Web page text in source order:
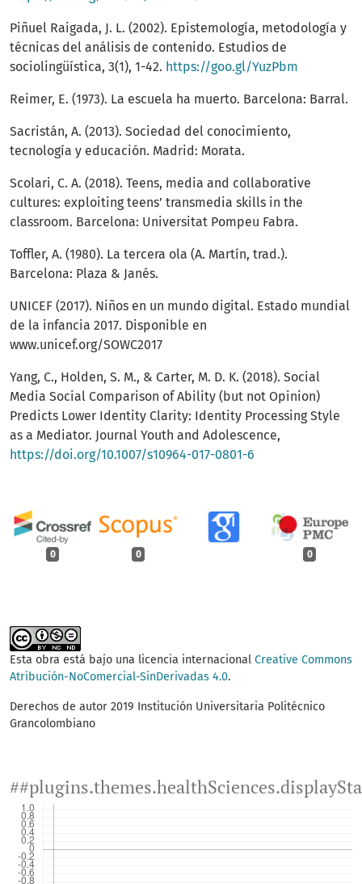
0 0 0
Piñuel Raigada, J. L. (2002). Epistemología, metodología y
técnicas del análisis de contenido. Estudios de
sociolingüística, 3(1), 1-42. https://goo.gl/YuzPbm
Reimer, E. (1973). La escuela ha muerto. Barcelona: Barral.
Sacristán, A. (2013). Sociedad del conocimiento,
tecnología y educación. Madrid: Morata.
Scolari, C. A. (2018). Teens, media and collaborative
cultures: exploiting teens’ transmedia skills in the
classroom. Barcelona: Universitat Pompeu Fabra.
Toffler, A. (1980). La tercera ola (A. Martín, trad.).
Barcelona: Plaza & Janés.
UNICEF (2017). Niños en un mundo digital. Estado mundial
de la infancia 2017. Disponible en
www.unicef.org/SOWC2017
Yang, C., Holden, S. M., & Carter, M. D. K. (2018). Social
Media Social Comparison of Ability (but not Opinion)
Predicts Lower Identity Clarity: Identity Processing Style
as a Mediator. Journal Youth and Adolescence,
https://doi.org/10.1007/s10964-017-0801-6
Esta obra está bajo una licencia internacional Creative Commons
Atribución-NoComercial-SinDerivadas 4.0.
Derechos de autor 2019 Institución Universitaria Politécnico
Grancolombiano